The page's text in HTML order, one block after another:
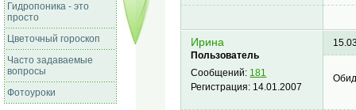
Гидропоника - это
просто
Цветочный гороскоп
Часто задаваемые
вопросы
Фотоуроки
Ирина
Пользователь
Сообщений: 181
Регистрация: 14.01.2007